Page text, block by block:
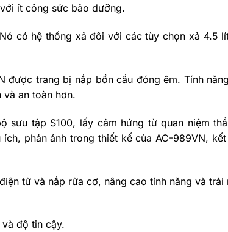
ít công sức bảo dưỡng​​.
có hệ thống xả đôi với các tùy chọn xả 4.5
được trang bị nắp bồn cầu đóng êm. Tính
an toàn hơn​​.
sưu tập S100, lấy cảm hứng từ quan niệm
phản ánh trong thiết kế của AC-989VN,
tử và nắp rửa cơ, nâng cao tính năng và trải
độ tin cậy​​.